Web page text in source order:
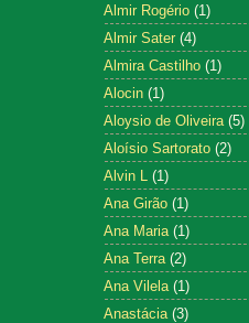
Almir Rogério (1)
Almir Sater (4)
Almira Castilho (1)
Alocin (1)
Aloysio de Oliveira (5)
Aloísio Sartorato (2)
Alvin L (1)
Ana Girão (1)
Ana Maria (1)
Ana Terra (2)
Ana Vilela (1)
Anastácia (3)